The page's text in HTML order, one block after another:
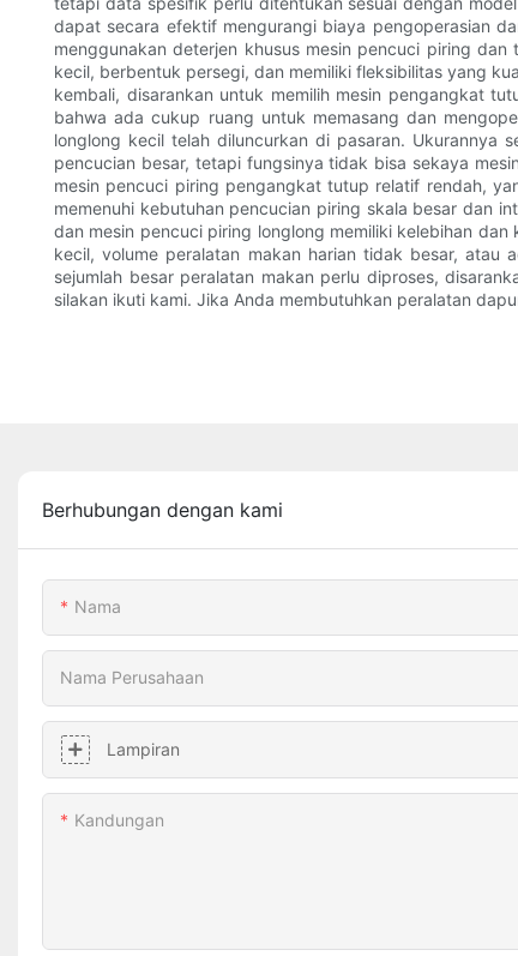
dapat secara efektif mengurangi biaya pengoperasian
menggunakan deterjen khusus mesin pencuci piring
kecil, berbentuk persegi, dan memiliki fleksibilitas yang
kembali, disarankan untuk memilih mesin pengangkat
bahwa ada cukup ruang untuk memasang dan
longlong kecil telah diluncurkan di pasaran. Ukurannya
pencucian besar, tetapi fungsinya tidak bisa sekaya
mesin pencuci piring pengangkat tutup relatif rendah,
memenuhi kebutuhan pencucian piring skala besar dan
dan mesin pencuci piring longlong memiliki kelebihan
kecil, volume peralatan makan harian tidak besar,
sejumlah besar peralatan makan perlu diproses,
silakan ikuti kami. Jika Anda membutuhkan peralatan
Berhubungan dengan kami
Nama
Nama Perusahaan
Lampiran
Kandungan